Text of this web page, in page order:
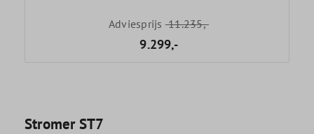
Adviesprijs 11.235,-
9.299,-
Stromer ST7